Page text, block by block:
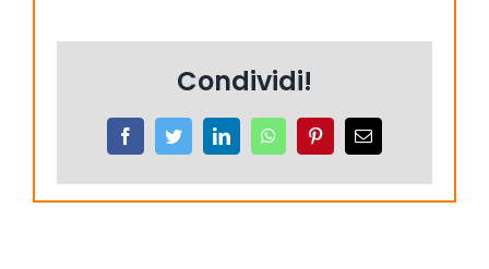
Condividi!
FacebookTwitterLinkedInWhatsAppPinterestEmail